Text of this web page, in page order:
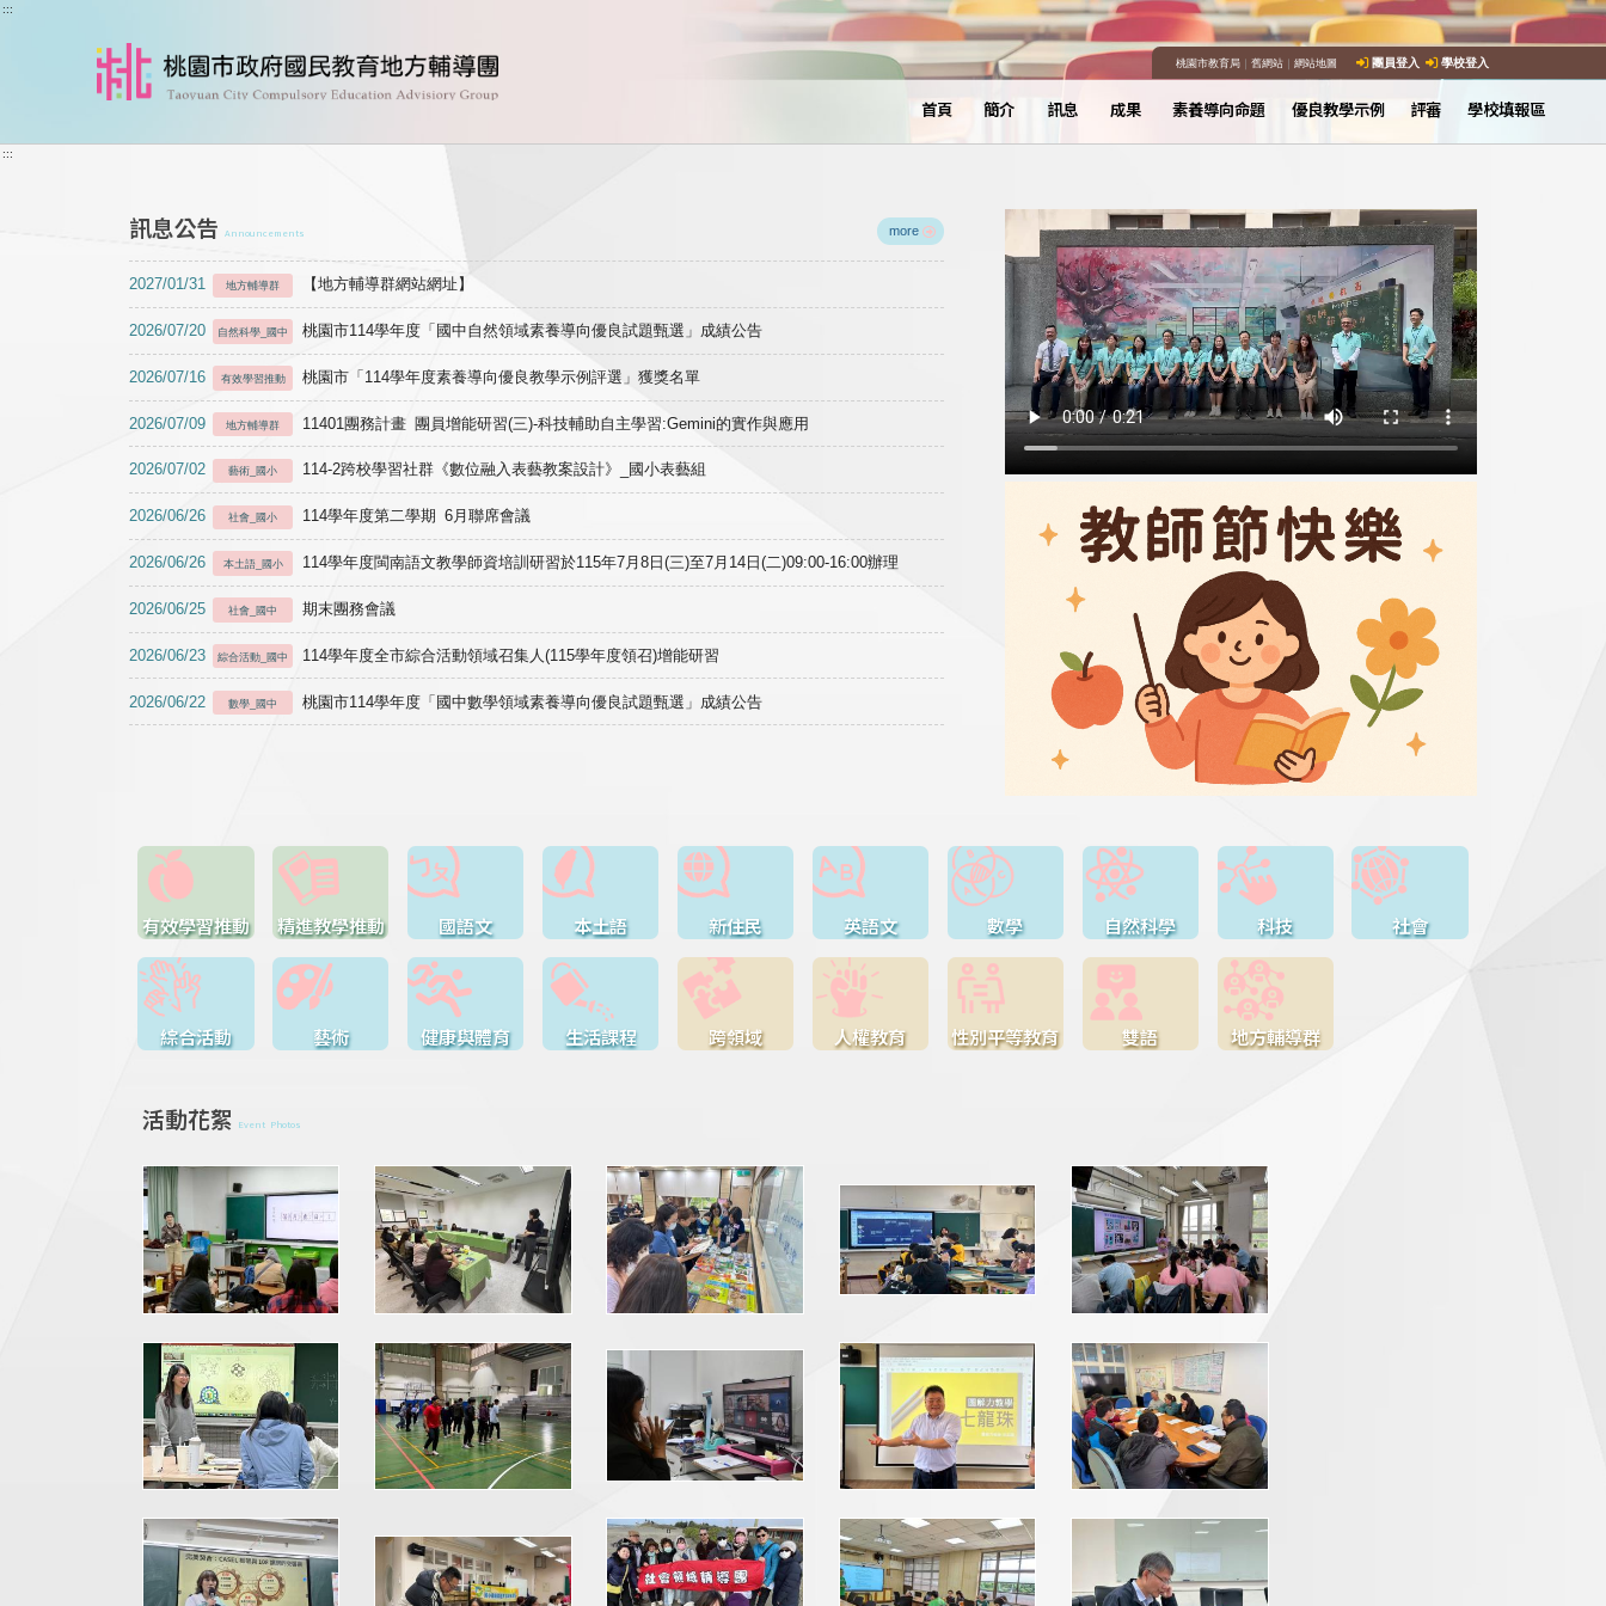
跳到主要內容
:::
桃園市教育局｜ 舊網站｜ 網站地圖 團員登入 學校登入
首頁 簡介 訊息 成果 素養導向命題 優良教學示例 評審 學校填報區
:::
訊息公告 Announcements more
2027/01/31 地方輔導群 【地方輔導群網站網址】
2026/07/20 自然科學_國中 桃園市114學年度「國中自然領域素養導向優良試題甄選」成績公告
2026/07/16 有效學習推動 桃園市「114學年度素養導向優良教學示例評選」獲獎名單
2026/07/09 地方輔導群 11401團務計畫 團員增能研習(三)-科技輔助自主學習:Gemini的實作與應用
2026/07/02 藝術_國小 114-2跨校學習社群《數位融入表藝教案設計》_國小表藝組
2026/06/26 社會_國小 114學年度第二學期 6月聯席會議
2026/06/26 本土語_國小 114學年度閩南語文教學師資培訓研習於115年7月8日(三)至7月14日(二)09:00-16:00辦理
2026/06/25 社會_國中 期末團務會議
2026/06/23 綜合活動_國中 114學年度全市綜合活動領域召集人(115學年度領召)增能研習
2026/06/22 數學_國中 桃園市114學年度「國中數學領域素養導向優良試題甄選」成績公告
有效學習推動 精進教學推動 國語文 本土語 新住民 英語文 數學 自然科學 科技 社會
綜合活動 藝術 健康與體育 生活課程 跨領域 人權教育 性別平等教育 雙語 地方輔導群
活動花絮 Event Photos